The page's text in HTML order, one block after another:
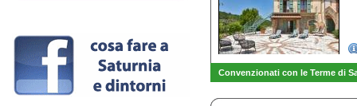
Convenzionati con le Terme di